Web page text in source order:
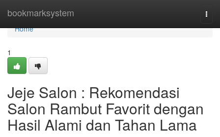
bookmarksystem
Home
Home
1
Jeje Salon : Rekomendasi
Salon Rambut Favorit dengan
Hasil Alami dan Tahan Lama